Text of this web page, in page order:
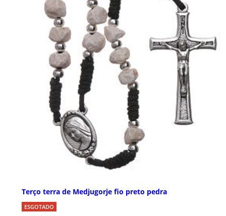
Terço terra de Medjugorje fio preto pedra
ESGOTADO